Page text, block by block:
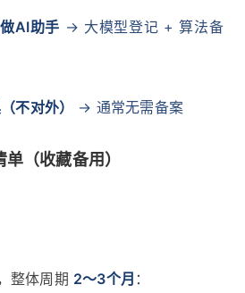
AI助手 → 大模型登记 + 算法备
不对外） → 通常无需备案
（收藏备用）
整体周期 2～3个月 ：